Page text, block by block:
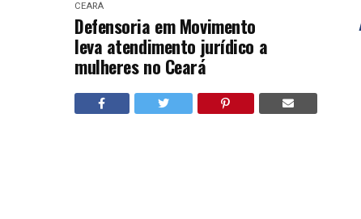
CEARÁ
Defensoria em Movimento
leva atendimento jurídico a
mulheres no Ceará